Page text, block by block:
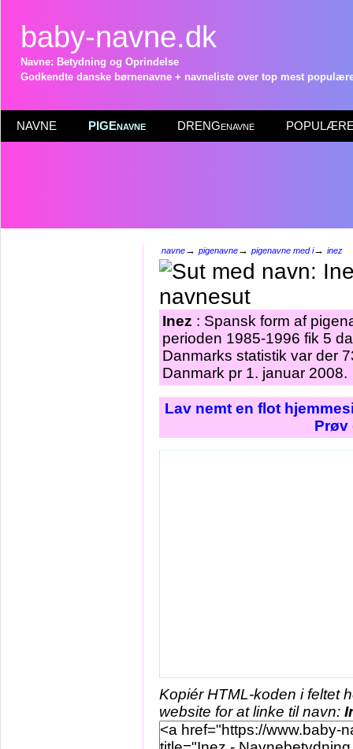
baby-navne.dk
Navne: Betydning og Oprindelse
Godkendte danske børnenavne + navneliste over top mest
NAVNE PIGEnavne DRENGenavne POPULÆRE
navne→ pigenavne→ pigenavne med i→ inez
Inez : Spansk form af
perioden 1985-1996 fik 5
Danmarks statistik var der
Danmark pr 1. januar 2008.
Lav nemt en flot
Prøv
Kopiér HTML-koden i feltet
website for at linke til navn: